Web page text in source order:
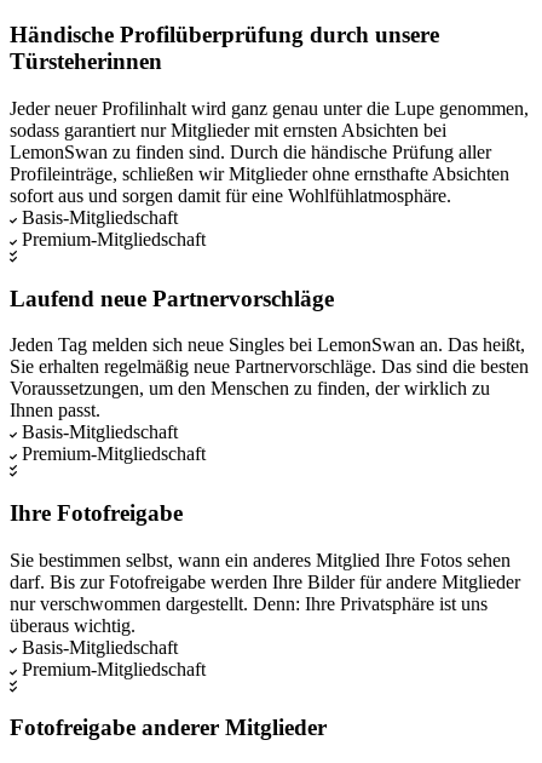
Händische Profilüberprüfung durch unsere
Türsteherinnen
Jeder neuer Profilinhalt wird ganz genau unter die Lupe genommen,
sodass garantiert nur Mitglieder mit ernsten Absichten bei
LemonSwan zu finden sind. Durch die händische Prüfung aller
Profileinträge, schließen wir Mitglieder ohne ernsthafte Absichten
sofort aus und sorgen damit für eine Wohlfühlatmosphäre.
Basis-Mitgliedschaft
Premium-Mitgliedschaft
Laufend neue Partnervorschläge
Jeden Tag melden sich neue Singles bei LemonSwan an. Das heißt,
Sie erhalten regelmäßig neue Partnervorschläge. Das sind die besten
Voraussetzungen, um den Menschen zu finden, der wirklich zu
Ihnen passt.
Basis-Mitgliedschaft
Premium-Mitgliedschaft
Ihre Fotofreigabe
Sie bestimmen selbst, wann ein anderes Mitglied Ihre Fotos sehen
darf. Bis zur Fotofreigabe werden Ihre Bilder für andere Mitglieder
nur verschwommen dargestellt. Denn: Ihre Privatsphäre ist uns
überaus wichtig.
Basis-Mitgliedschaft
Premium-Mitgliedschaft
Fotofreigabe anderer Mitglieder